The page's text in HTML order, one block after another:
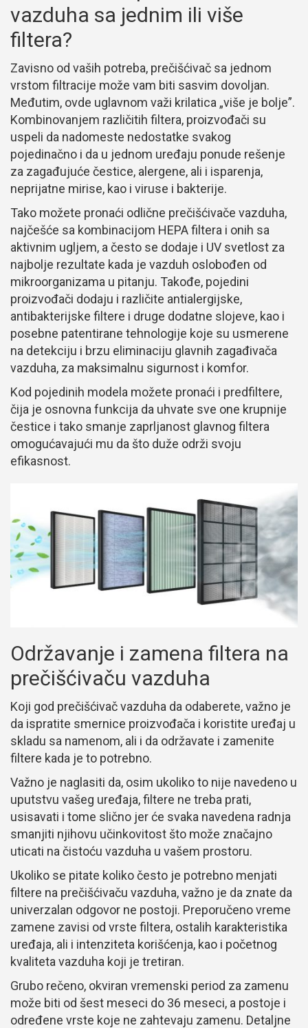
vazduha sa jednim ili više
filtera?
Zavisno od vaših potreba, prečišćivač sa jednom
vrstom filtracije može vam biti sasvim dovoljan.
Međutim, ovde uglavnom važi krilatica „više je bolje”.
Kombinovanjem različitih filtera, proizvođači su
uspeli da nadomeste nedostatke svakog
pojedinačno i da u jednom uređaju ponude rešenje
za zagađujuće čestice, alergene, ali i isparenja,
neprijatne mirise, kao i viruse i bakterije.
Tako možete pronaći odlične prečišćivače vazduha,
najčešće sa kombinacijom HEPA filtera i onih sa
aktivnim ugljem, a često se dodaje i UV svetlost za
najbolje rezultate kada je vazduh oslobođen od
mikroorganizama u pitanju. Takođe, pojedini
proizvođači dodaju i različite antialergijske,
antibakterijske filtere i druge dodatne slojeve, kao i
posebne patentirane tehnologije koje su usmerene
na detekciju i brzu eliminaciju glavnih zagađivača
vazduha, za maksimalnu sigurnost i komfor.
Kod pojedinih modela možete pronaći i predfiltere,
čija je osnovna funkcija da uhvate sve one krupnije
čestice i tako smanje zaprljanost glavnog filtera
omogućavajući mu da što duže održi svoju
efikasnost.
Održavanje i zamena filtera na
prečišćivaču vazduha
Koji god prečišćivač vazduha da odaberete, važno je
da ispratite smernice proizvođača i koristite uređaj u
skladu sa namenom, ali i da održavate i zamenite
filtere kada je to potrebno.
Važno je naglasiti da, osim ukoliko to nije navedeno u
uputstvu vašeg uređaja, filtere ne treba prati,
usisavati i tome slično jer će svaka navedena radnja
smanjiti njihovu učinkovitost što može značajno
uticati na čistoću vazduha u vašem prostoru.
Ukoliko se pitate koliko često je potrebno menjati
filtere na prečišćivaču vazduha, važno je da znate da
univerzalan odgovor ne postoji. Preporučeno vreme
zamene zavisi od vrste filtera, ostalih karakteristika
uređaja, ali i intenziteta korišćenja, kao i početnog
kvaliteta vazduha koji je tretiran.
Grubo rečeno, okviran vremenski period za zamenu
može biti od šest meseci do 36 meseci, a postoje i
određene vrste koje ne zahtevaju zamenu. Detaljne